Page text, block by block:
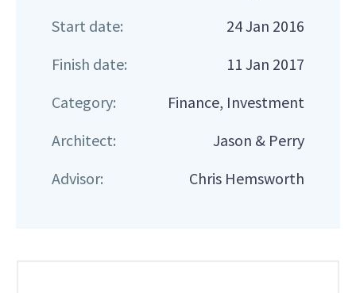
Start date:
Finish date:
Category:
Architect:
Advisor:
24 Jan 2016
11 Jan 2017
Finance, Investment
Jason & Perry
Chris Hemsworth